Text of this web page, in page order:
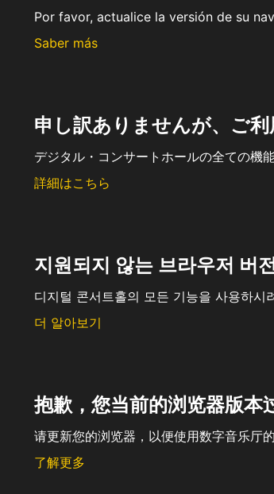
Por favor, actualice la versión de su
Saber más
申し訳ありませんが、ご
デジタル・コンサートホールの全ての機
詳細はこちら
지원되지 않는 브라우저 버
디지털 콘서트홀의 모든 기능을 사용하시
더 알아보기
抱歉，您当前的浏览器版本
请更新您的浏览器，以便使用数字音乐厅的
了解更多